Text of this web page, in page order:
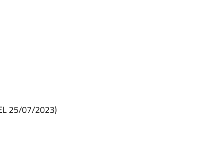
25/07/2023)